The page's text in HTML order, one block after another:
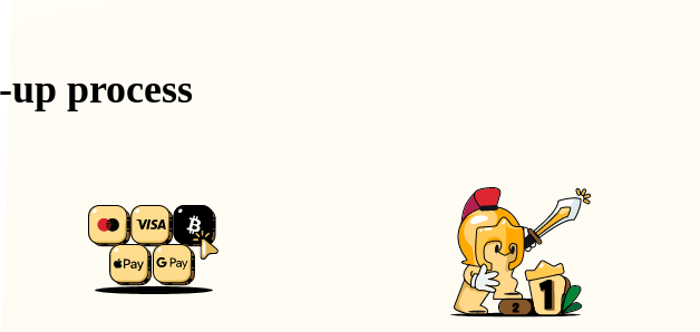
up process